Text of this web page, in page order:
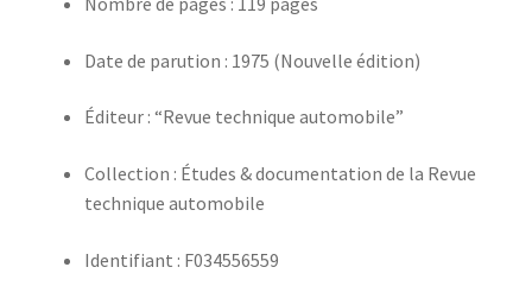
Date de parution : 1975 (Nouvelle édition)
Éditeur : “Revue technique automobile”
Collection : Études & documentation de la Revue
technique automobile
Identifiant : F034556559